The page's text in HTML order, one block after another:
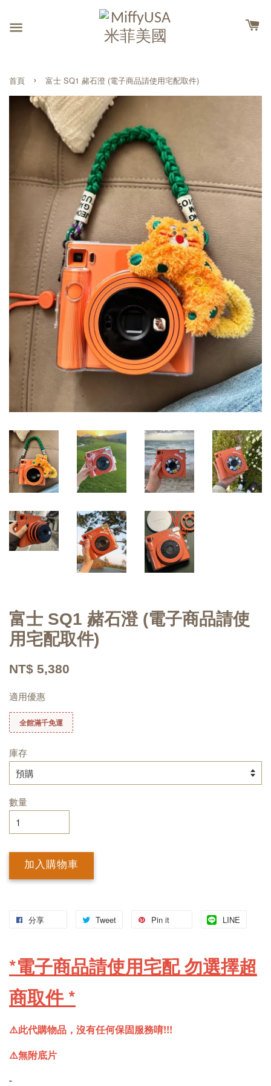
首頁 › 富士 SQ1 赭石澄 (電子商品請使用宅配取件)
富士 SQ1 赭石澄 (電子商品請使
用宅配取件)
NT$ 5,380
適用優惠
全館滿千免運
庫存
數量
加入購物車
分享 Tweet Pin it LINE
*電子商品請使用宅配 勿選擇超
商取件*
⚠️此代購物品，沒有任何保固服務唷!!!
⚠️無附底片
-